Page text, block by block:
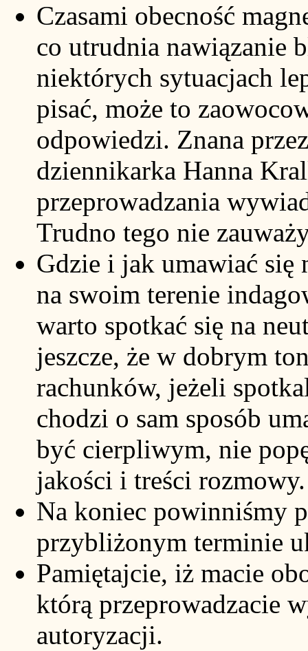
Czasami obecność
co utrudnia nawiązanie
niektórych sytuacjach
pisać, może to
odpowiedzi. Znana
dziennikarka Hanna
przeprowadzania
Trudno tego nie
Gdzie i jak umawiać się
na swoim terenie
warto spotkać się na
jeszcze, że w dobrym
rachunków, jeżeli
chodzi o sam sposób
być cierpliwym, nie
jakości i treści rozmowy.
Na koniec powinniśmy
przybliżonym terminie
Pamiętajcie, iż macie
którą przeprowadzacie
autoryzacji.